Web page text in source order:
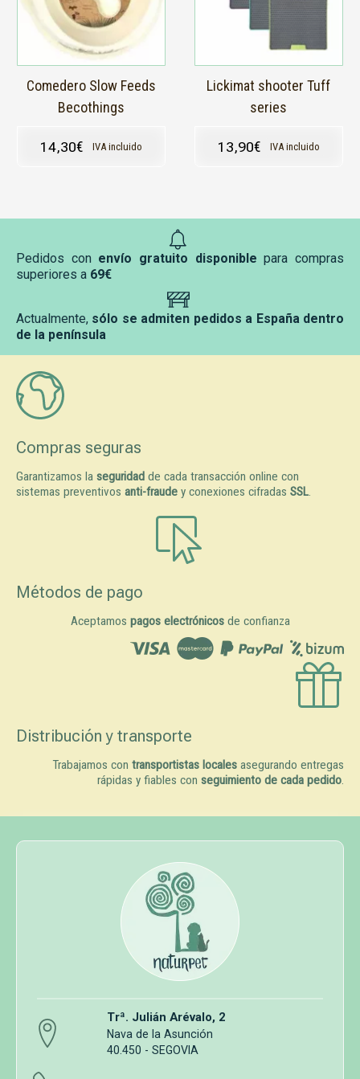
Comedero Slow Feeds
Becothings
14,30€ IVA incluido
Lickimat shooter Tuff
series
13,90€ IVA incluido
elegir
producto
Pedidos con envío gratuito disponible para compras
superiores a 69€
Actualmente, sólo se admiten pedidos a España dentro
de la península
Compras seguras
Garantizamos la seguridad de cada transacción online con
sistemas preventivos anti-fraude y conexiones cifradas SSL.
Métodos de pago
Aceptamos pagos electrónicosde confianza
Distribución y transporte
Trabajamos con transportistas locales asegurando entregas
rápidas y fiables con seguimiento de cada pedido.
Trª. Julián Arévalo, 2
Nava de la Asunción
40.450 - SEGOVIA